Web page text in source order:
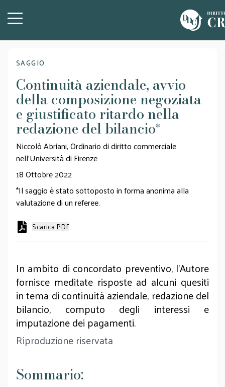
SAGGIO
Continuità aziendale, avvio
della composizione negoziata
e giustificato ritardo nella
redazione del bilancio*
Niccolò Abriani, Ordinario di diritto commerciale
nell’Università di Firenze
18 Ottobre 2022
*Il saggio è stato sottoposto in forma anonima alla
valutazione di un referee.
Scarica PDF
In ambito di concordato preventivo, l’Autore
fornisce meditate risposte ad alcuni quesiti
in tema di continuità aziendale, redazione del
bilancio, computo degli interessi e
imputazione dei pagamenti.
Riproduzione riservata
Sommario: